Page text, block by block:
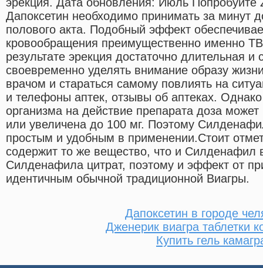
Дапоксетин необходимо принимать за минут
полового акта. Подобный эффект
кровообращения преимущественно именно
результате эрекция достаточно длительная
своевременно уделять внимание образу
врачом и стараться самому повлиять на
и телефоны аптек, отзывы об аптеках.
организма на действие препарата доза
или увеличена до 100 мг. Поэтому
простым и удобным в применении.Стоит
содержит то же вещество, что и Силденафил
Силденафила цитрат, поэтому и эффект от
идентичным обычной традиционной Виагры.
Дапоксетин в городе
Дженерик виагра таблетки
Купить гель